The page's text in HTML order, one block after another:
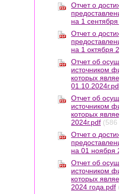
Отчет о
предоставления
на 1 сентября
Отчет о
предоставления
на 1 октября
Отчет об
источником
которых
01.10.2024г.pdf
Отчет об
источником
которых
2024г.pdf (586
Отчет о
предоставления
на 01 ноября
Отчет об
источником
которых
2024 года.pdf